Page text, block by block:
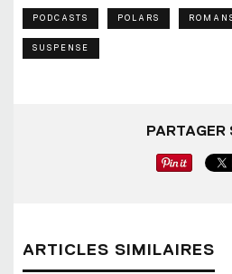
PODCASTS POLARS
SUSPENSE
PARTAGER
ARTICLES SIMILAIRES